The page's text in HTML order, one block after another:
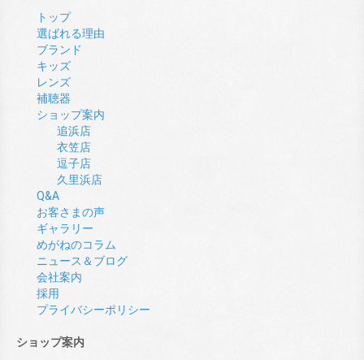
トップ
選ばれる理由
ブランド
キッズ
レンズ
補聴器
ショップ案内
追浜店
衣笠店
逗子店
久里浜店
Q&A
お客さまの声
ギャラリー
めがねのコラム
ニュース＆ブログ
会社案内
採用
プライバシーポリシー
ショップ案内